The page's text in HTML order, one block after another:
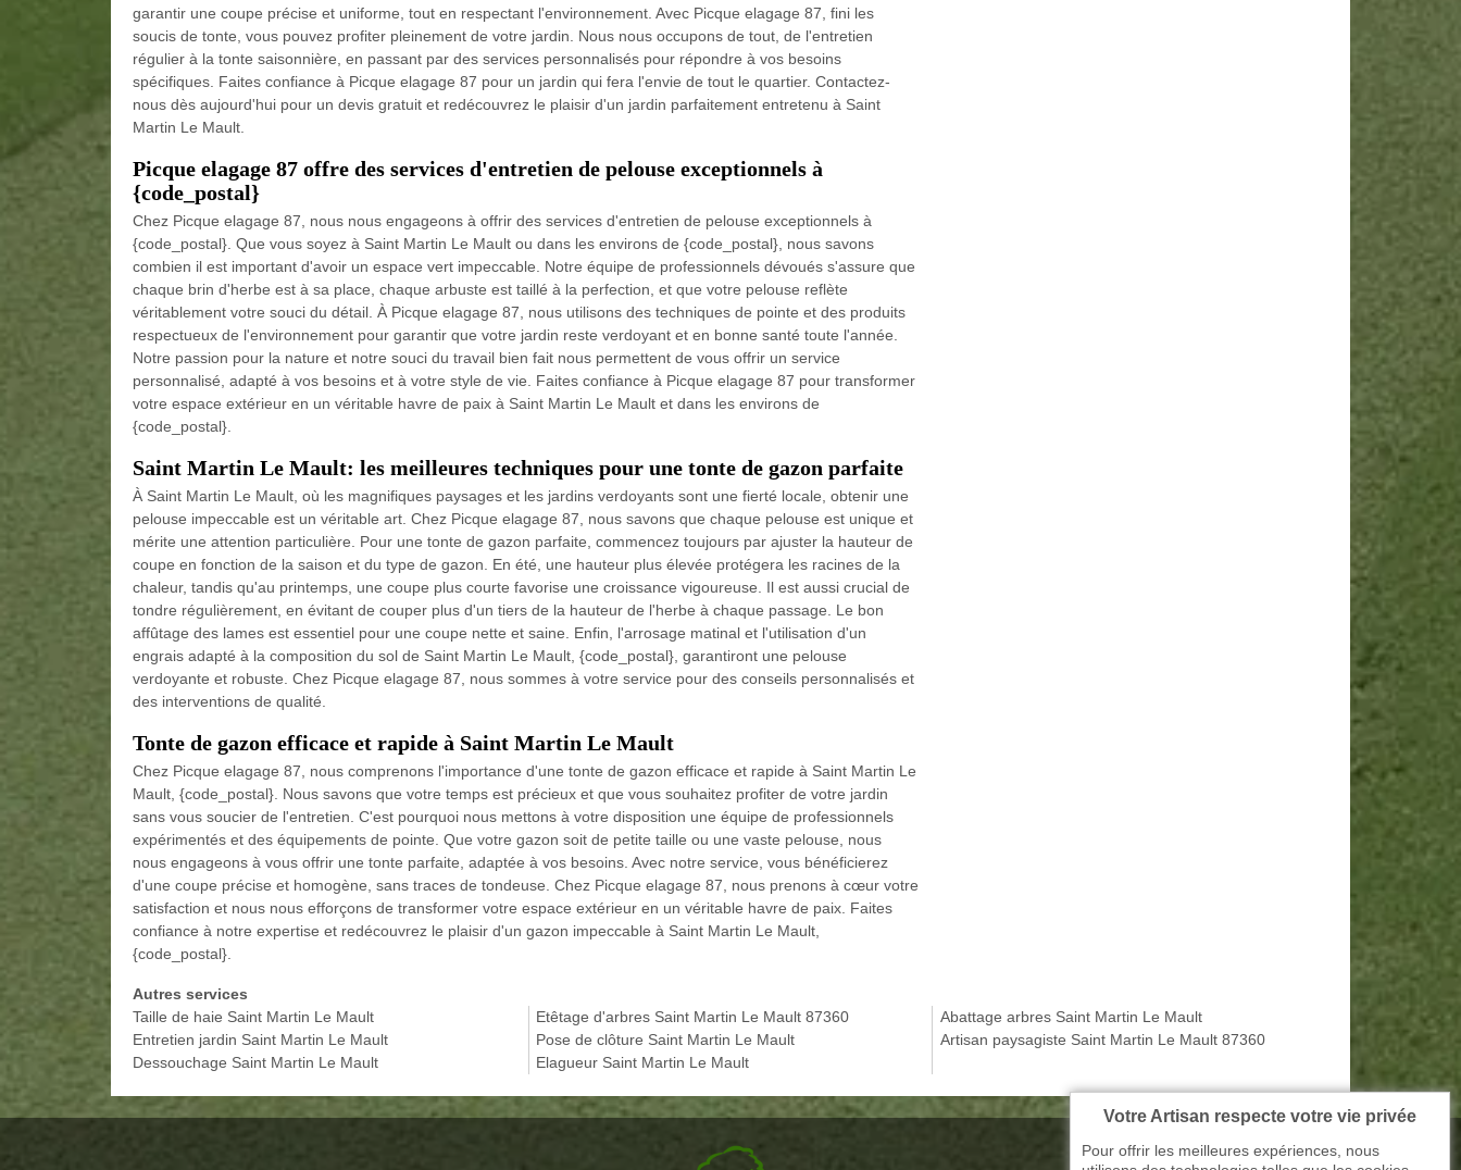
garantir une coupe précise et uniforme, tout en respectant l'environnement. Avec Picque elagage 87, fini les
soucis de tonte, vous pouvez profiter pleinement de votre jardin. Nous nous occupons de tout, de l'entretien
régulier à la tonte saisonnière, en passant par des services personnalisés pour répondre à vos besoins
spécifiques. Faites confiance à Picque elagage 87 pour un jardin qui fera l'envie de tout le quartier. Contactez-
nous dès aujourd'hui pour un devis gratuit et redécouvrez le plaisir d'un jardin parfaitement entretenu à Saint
Martin Le Mault.
Picque elagage 87 offre des services d'entretien de pelouse exceptionnels à
{code_postal}
Chez Picque elagage 87, nous nous engageons à offrir des services d'entretien de pelouse exceptionnels à
{code_postal}. Que vous soyez à Saint Martin Le Mault ou dans les environs de {code_postal}, nous savons
combien il est important d'avoir un espace vert impeccable. Notre équipe de professionnels dévoués s'assure que
chaque brin d'herbe est à sa place, chaque arbuste est taillé à la perfection, et que votre pelouse reflète
véritablement votre souci du détail. À Picque elagage 87, nous utilisons des techniques de pointe et des produits
respectueux de l'environnement pour garantir que votre jardin reste verdoyant et en bonne santé toute l'année.
Notre passion pour la nature et notre souci du travail bien fait nous permettent de vous offrir un service
personnalisé, adapté à vos besoins et à votre style de vie. Faites confiance à Picque elagage 87 pour transformer
votre espace extérieur en un véritable havre de paix à Saint Martin Le Mault et dans les environs de
{code_postal}.
Saint Martin Le Mault: les meilleures techniques pour une tonte de gazon parfaite
À Saint Martin Le Mault, où les magnifiques paysages et les jardins verdoyants sont une fierté locale, obtenir une
pelouse impeccable est un véritable art. Chez Picque elagage 87, nous savons que chaque pelouse est unique et
mérite une attention particulière. Pour une tonte de gazon parfaite, commencez toujours par ajuster la hauteur de
coupe en fonction de la saison et du type de gazon. En été, une hauteur plus élevée protégera les racines de la
chaleur, tandis qu'au printemps, une coupe plus courte favorise une croissance vigoureuse. Il est aussi crucial de
tondre régulièrement, en évitant de couper plus d'un tiers de la hauteur de l'herbe à chaque passage. Le bon
affûtage des lames est essentiel pour une coupe nette et saine. Enfin, l'arrosage matinal et l'utilisation d'un
engrais adapté à la composition du sol de Saint Martin Le Mault, {code_postal}, garantiront une pelouse
verdoyante et robuste. Chez Picque elagage 87, nous sommes à votre service pour des conseils personnalisés et
des interventions de qualité.
Tonte de gazon efficace et rapide à Saint Martin Le Mault
Chez Picque elagage 87, nous comprenons l'importance d'une tonte de gazon efficace et rapide à Saint Martin Le
Mault, {code_postal}. Nous savons que votre temps est précieux et que vous souhaitez profiter de votre jardin
sans vous soucier de l'entretien. C'est pourquoi nous mettons à votre disposition une équipe de professionnels
expérimentés et des équipements de pointe. Que votre gazon soit de petite taille ou une vaste pelouse, nous
nous engageons à vous offrir une tonte parfaite, adaptée à vos besoins. Avec notre service, vous bénéficierez
d'une coupe précise et homogène, sans traces de tondeuse. Chez Picque elagage 87, nous prenons à cœur votre
satisfaction et nous nous efforçons de transformer votre espace extérieur en un véritable havre de paix. Faites
confiance à notre expertise et redécouvrez le plaisir d'un gazon impeccable à Saint Martin Le Mault,
{code_postal}.
Autres services
Taille de haie Saint Martin Le Mault
Entretien jardin Saint Martin Le Mault
Dessouchage Saint Martin Le Mault
Etêtage d'arbres Saint Martin Le Mault 87360
Pose de clôture Saint Martin Le Mault
Elagueur Saint Martin Le Mault
Abattage arbres Saint Martin Le Mault
Artisan paysagiste Saint Martin Le Mault 87360
Votre Artisan respecte votre vie privée
Pour offrir les meilleures expériences, nous